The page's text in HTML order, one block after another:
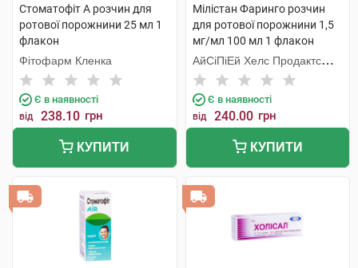
Стоматофіт А розчин для
ротової порожнини 25 мл 1
флакон
Фітофарм Кленка
Є в наявності
від 238.10 грн
КУПИТИ
Мілістан Фаринго розчин
для ротової порожнини 1,5
мг/мл 100 мл 1 флакон
АйСіПіЕй Хелс Продактc
Лімітед
Є в наявності
від 240.00 грн
КУПИТИ